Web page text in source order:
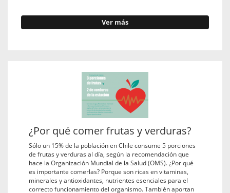
Ver más
¿Por qué comer frutas y verduras?
Sólo un 15% de la población en Chile consume 5 porciones
de frutas y verduras al día, según la recomendación que
hace la Organización Mundial de la Salud (OMS). ¿Por qué
es importante comerlas? Porque son ricas en vitaminas,
minerales y antioxidantes, nutrientes esenciales para el
correcto funcionamiento del organismo. También aportan